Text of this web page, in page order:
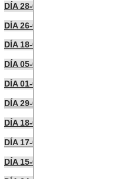
DÍA 28-08-2025
DÍA 26-08-2025
DÍA 18-08-2025
DÍA 05-08-2025
DÍA 01-08-2025
DÍA 29-07-2025
DÍA 18-07-2025
DÍA 17-07-2025
DÍA 15-07-2025